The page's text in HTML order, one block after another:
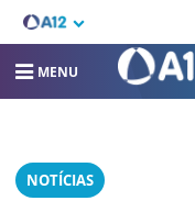
MENU
NOTÍCIAS